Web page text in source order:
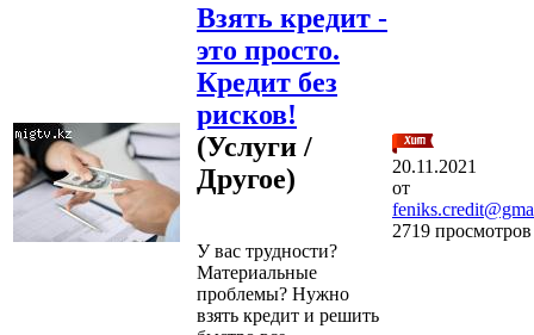
Взять кредит -
это просто.
Кредит без
рисков!
(Услуги /
Другое)
У вас трудности?
Материальные
проблемы? Нужно
взять кредит и решить
20.11.2021
от
2719 просмотров